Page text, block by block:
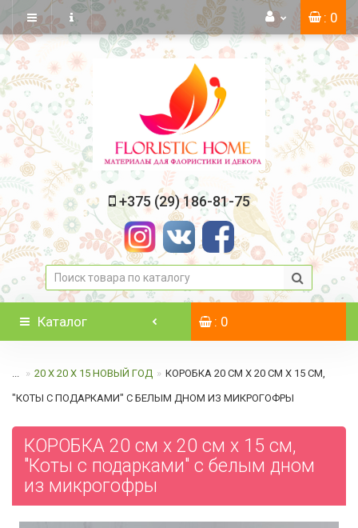
: 0
+375 (29) 186-81-75
Каталог : 0
... 20 Х 20 Х 15 НОВЫЙ ГОД КОРОБКА 20 СМ Х 20 СМ Х 15 СМ,
"КОТЫ С ПОДАРКАМИ" C БЕЛЫМ ДНОМ ИЗ МИКРОГОФРЫ
КОРОБКА 20 см х 20 см х 15 см,
"Коты с подарками" c белым дном
из микрогофры